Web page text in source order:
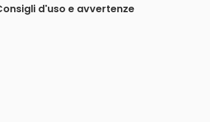
d'uso e avvertenze